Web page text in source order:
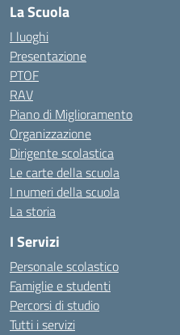
La Scuola
I luoghi
Presentazione
PTOF
RAV
Piano di Miglioramento
Organizzazione
Dirigente scolastica
Le carte della scuola
I numeri della scuola
La storia
I Servizi
Personale scolastico
Famiglie e studenti
Percorsi di studio
Tutti i servizi